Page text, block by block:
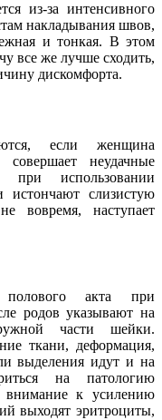
из-за интенсивного
накладывания швов,
и тонкая. В этом
все же лучше сходить,
дискомфорта.
если женщина
совершает неудачные
при использовании
истончают слизистую
вовремя, наступает
полового акта при
родов указывают на
части шейки.
ткани, деформация,
выделения идут и на
на патологию
внимание к усилению
выходят эритроциты,